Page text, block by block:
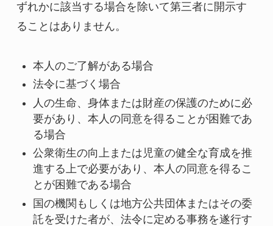
ずれかに該当する場合を除いて第三者に開示す
ることはありません。
本人のご了解がある場合
法令に基づく場合
人の生命、身体または財産の保護のために必
要があり、本人の同意を得ることが困難であ
る場合
公衆衛生の向上または児童の健全な育成を推
進する上で必要があり、本人の同意を得るこ
とが困難である場合
国の機関もしくは地方公共団体またはその委
託を受けた者が、法令に定める事務を遂行す